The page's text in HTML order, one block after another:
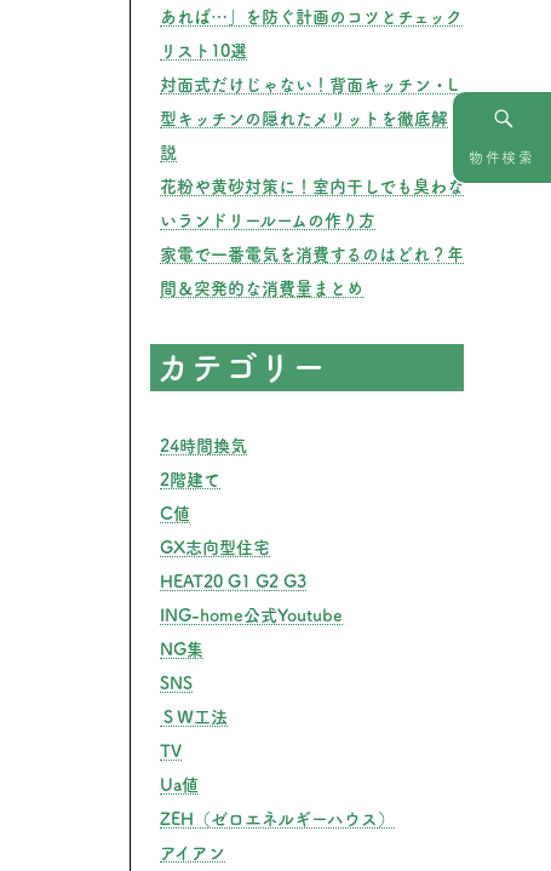
に！室内干しでも臭わないランドリールームの作り方”
あれば…」を防ぐ計画のコツとチェック
リスト10選
対面式だけじゃない！背面キッチン・L
型キッチンの隠れたメリットを徹底解
説
花粉や黄砂対策に！室内干しでも臭わな
いランドリールームの作り方
家電で一番電気を消費するのはどれ？年
間＆突発的な消費量まとめ
カテゴリー
24時間換気
2階建て
C値
GX志向型住宅
HEAT20 G1 G2 G3
ING-home公式Youtube
NG集
SNS
ＳＷ工法
TV
Ua値
ZEH（ゼロエネルギーハウス）
アイアン
物件検索